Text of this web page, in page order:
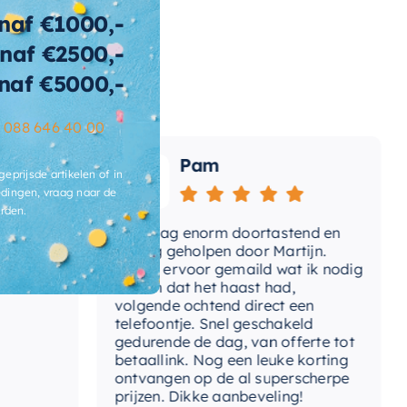
Ja
2-3 weken
Pam
Vandaag enorm doortastend en
prettig geholpen door Martijn.
Avond ervoor gemaild wat ik nodig
had en dat het haast had,
volgende ochtend direct een
telefoontje. Snel geschakeld
gedurende de dag, van offerte tot
betaallink. Nog een leuke korting
ontvangen op de al superscherpe
prijzen. Dikke aanbeveling!
€1000,-
€2500,-
€5000,-
088 646 40 00
artikelen of in
vraag naar de